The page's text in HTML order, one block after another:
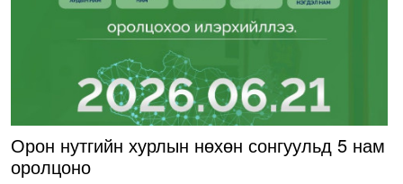
Орон нутгийн хурлын нөхөн сонгуульд 5 нам
оролцоно